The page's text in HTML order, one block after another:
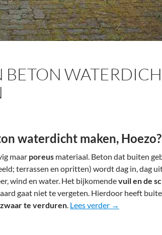
BETON
waterdicht maken, Hoezo?
maar poreus materiaal. Beton dat buiten
terrassen en opritten) wordt dag in, dag
wind en water. Het bijkomendevuil en de
gaat niet te vergeten. Hierdoor heeft
te verduren. Lees verder Buiten beton
→